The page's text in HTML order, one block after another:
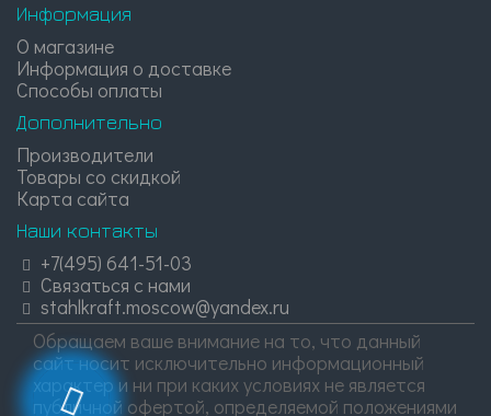
Информация
О магазине
Информация о доставке
Способы оплаты
Дополнительно
Производители
Товары со скидкой
Карта сайта
Наши контакты
+7(495) 641-51-03
Связаться с нами
stahlkraft.moscow@yandex.ru
Обращаем ваше внимание на то, что данный
сайт носит исключительно информационный
характер и ни при каких условиях не является
публичной офертой, определяемой положениями